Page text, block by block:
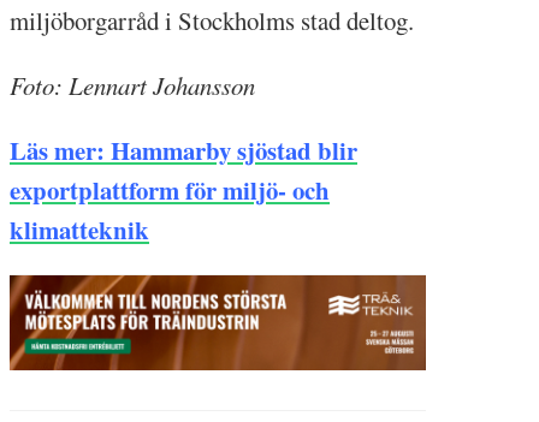
miljöborgarråd i Stockholms stad deltog.
Foto: Lennart Johansson
Läs mer: Hammarby sjöstad blir
exportplattform för miljö- och
klimatteknik